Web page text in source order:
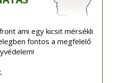
ami egy kicsit mérsékli
fontos a megfelelő